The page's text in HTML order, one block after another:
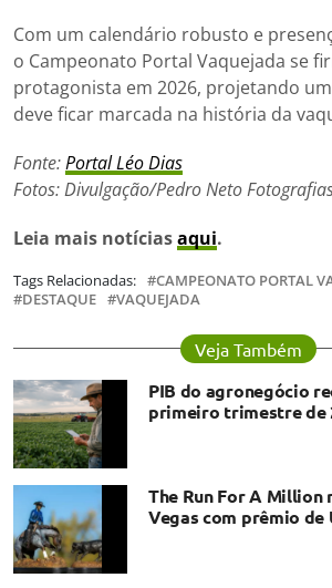
Com um calendário robusto e
o Campeonato Portal Vaquejada se
protagonista em 2026, projetando
deve ficar marcada na história da
Fonte:Portal Léo Dias
Fotos: Divulgação/Pedro Neto
Leia mais notíciasaqui.
Tags Relacionadas:
CAMPEONATO PORTAL
DESTAQUE
VAQUEJADA
Veja Também
PIB do agronegócio
primeiro trimestre de
The Run For A Million
Vegas com prêmio de